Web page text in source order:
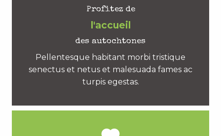
Profitez de
l'accueil
des autochtones
Pellentesque habitant morbi tristique
senectus et netus et malesuada fames ac
turpis egestas.